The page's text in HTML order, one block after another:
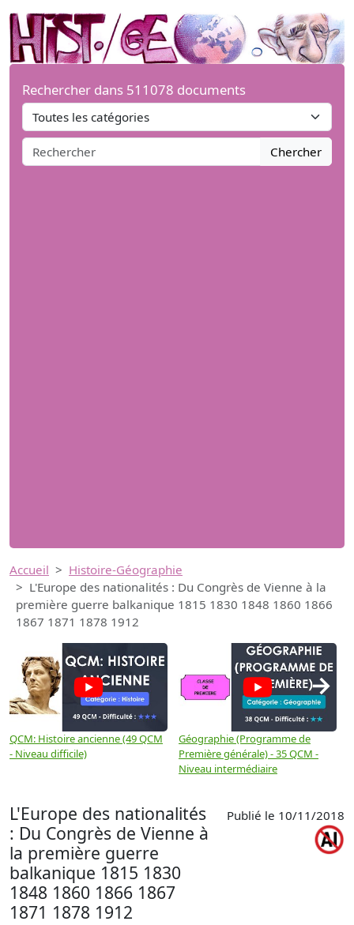
Rechercher dans 511078 documents
Chercher
Accueil
Histoire-Géographie
L'Europe des nationalités : Du Congrès de Vienne à la
première guerre balkanique 1815 1830 1848 1860 1866
1867 1871 1878 1912
QCM: Histoire ancienne (49 QCM
- Niveau difficile)
Géographie (Programme de
Première générale) - 35 QCM -
Niveau intermédiaire
→
L'Europe des nationalités
: Du Congrès de Vienne à
la première guerre
balkanique 1815 1830
1848 1860 1866 1867
1871 1878 1912
Publié le 10/11/2018